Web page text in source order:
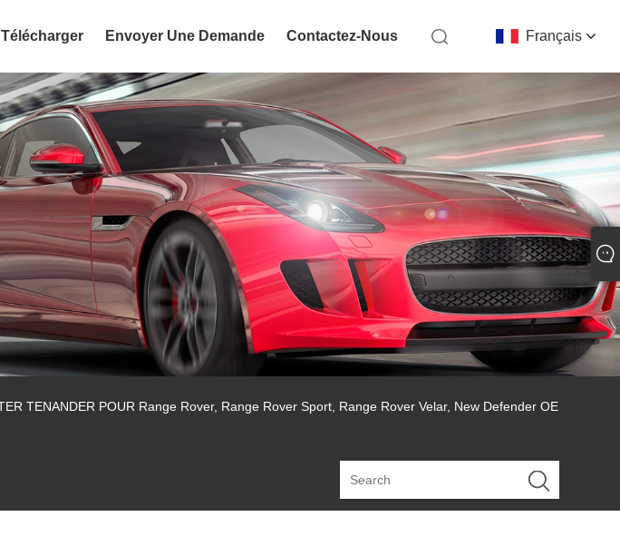
Français
Télécharger Envoyer Une Demande Contactez-Nous
TENANDER POUR Range Rover, Range Rover Sport, Range Rover Velar, New Defender OE